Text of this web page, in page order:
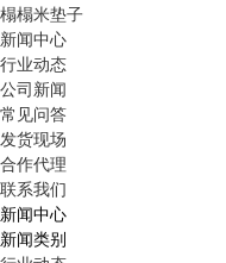
榻榻米垫子
新闻中心
行业动态
公司新闻
常见问答
发货现场
合作代理
联系我们
新闻中心
新闻类别